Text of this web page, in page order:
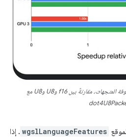
المخطّط البياني 1: تسريع مصفوفة المتجهات، مقارنةً بين f16 وU8 وU8 مع
wgslLanguageFeatures . إذا